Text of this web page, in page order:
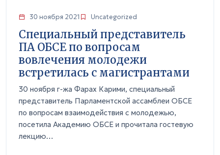
30 ноября 2021 Uncategorized
Специальный представитель
ПА ОБСЕ по вопросам
вовлечения молодежи
встретилась с магистрантами
30 ноября г-жа Фарах Карими, специальный
представитель Парламентской ассамблеи ОБСЕ
по вопросам взаимодействия с молодежью,
посетила Академию ОБСЕ и прочитала гостевую
лекцию…